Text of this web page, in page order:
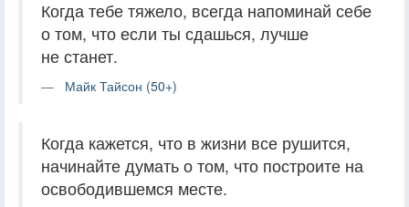
Когда тебе тяжело, всегда напоминай себе
о том, что если ты сдашься, лучше
не станет.
Майк Тайсон (50+)
Когда кажется, что в жизни все рушится,
начинайте думать о том, что построите на
освободившемся месте.